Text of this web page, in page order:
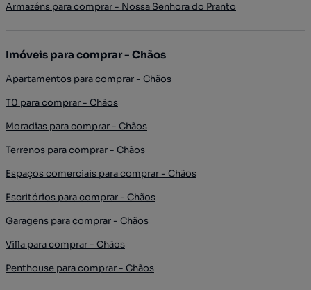
Armazéns para comprar - Nossa Senhora do Pranto
Imóveis para comprar - Chãos
Apartamentos para comprar - Chãos
T0 para comprar - Chãos
Moradias para comprar - Chãos
Terrenos para comprar - Chãos
Espaços comerciais para comprar - Chãos
Escritórios para comprar - Chãos
Garagens para comprar - Chãos
Villa para comprar - Chãos
Penthouse para comprar - Chãos